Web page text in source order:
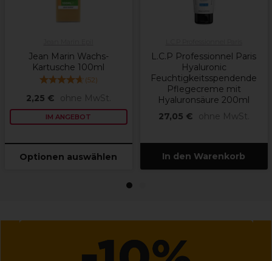
Jean Marin Wachs-
Kartusche 100ml
(52)
2,25 € ohne MwSt.
IM ANGEBOT
Optionen auswählen
L.C.P Professionnel Paris
Hyaluronic
Feuchtigkeitsspendende
Pflegecreme mit
Hyaluronsäure 200ml
27,05 €
ohne MwSt.
In den Warenkorb
1